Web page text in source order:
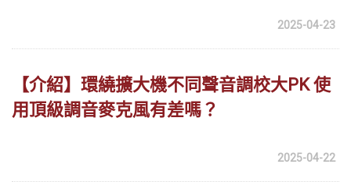
2025-04-23
【介紹】環繞擴大機不同聲音調校大PK 使
用頂級調音麥克風有差嗎？
2025-04-22